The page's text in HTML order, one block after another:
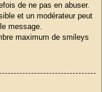
de ne pas en abuser.
et un modérateur peut
message.
maximum de smileys